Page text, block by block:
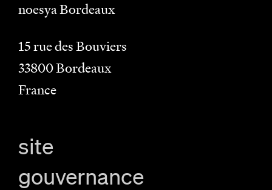
noesya Bordeaux
15 rue des Bouviers
33800Bordeaux
France
site
gouvernance